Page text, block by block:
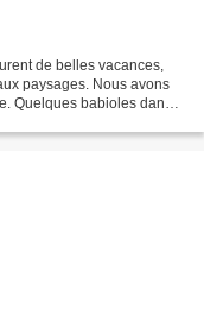
de belles vacances,
paysages. Nous avons
Quelques babioles dans